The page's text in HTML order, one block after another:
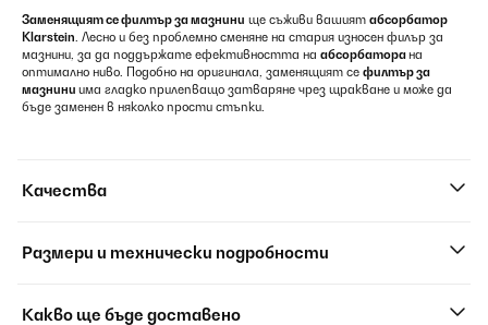
Заменящият се филтър за мазнини ще съживи вашият абсорбатор
Klarstein. Лесно и без проблемно сменяне на стария износен филър за
мазнини, за да поддържате ефективността на абсорбаторана
оптимално ниво. Подобно на оригинала, заменящият се филтър за
мазнини има гладко прилепващо затваряне чрез щракване и може да
бъде заменен в няколко прости стъпки.
Качества
Размери и технически подробности
Какво ще бъде доставено